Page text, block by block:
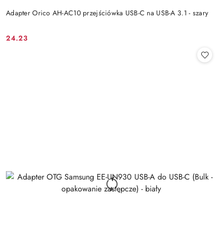
Adapter Orico AH-AC10 przejściówka USB-C na USB-A 3.1 - szary
Cena:
24.23